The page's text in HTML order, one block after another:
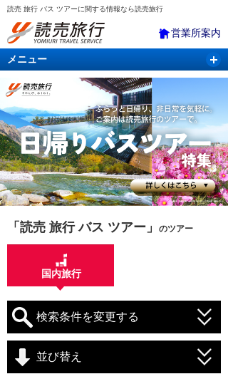
読売 旅行 バス ツアーに関する情報なら読売旅行
営業所案内
メニュー
国内旅行 バスツアー 海外旅行 クルーズ
航空・ＪＲ＋宿泊 航空券＆ホテル
「読売 旅行 バス ツアー」 のツアー
国内旅行
検索条件を変更する
並び替え